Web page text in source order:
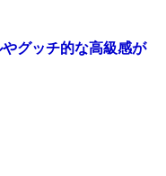
グッチ的な高級感が